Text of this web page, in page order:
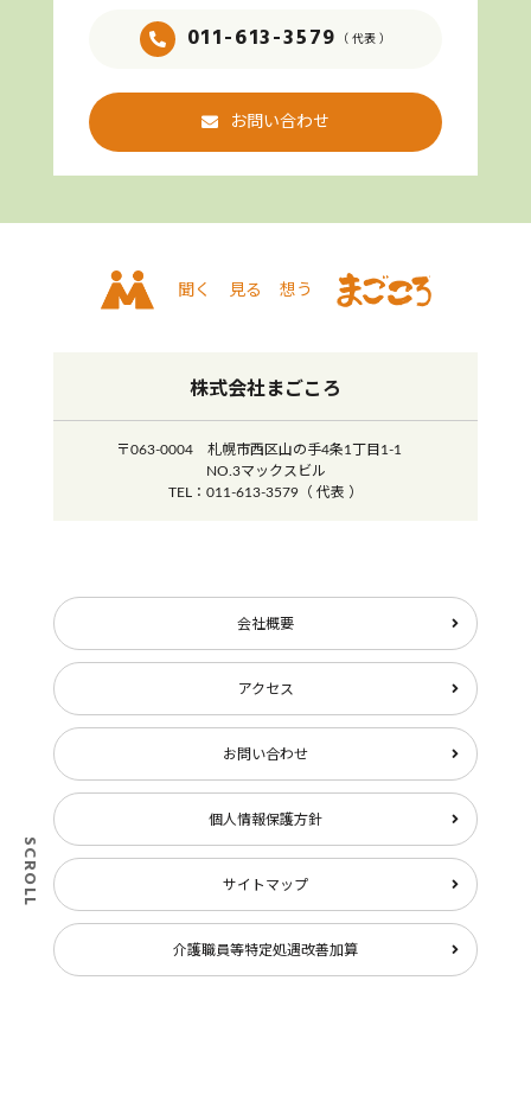
SCROLL
011-613-3579 （ 代表 ）
お問い合わせ
聞く 見る 想う
株式会社まごころ
〒063-0004 札幌市西区山の手4条1丁目1-1
NO.3マックスビル
TEL：011-613-3579（ 代表 ）
会社概要
アクセス
お問い合わせ
個人情報保護方針
サイトマップ
介護職員等特定処遇改善加算